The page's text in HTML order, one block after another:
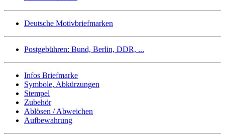
Deutsche Motivbriefmarken
Postgebühren: Bund, Berlin, DDR, ...
Infos Briefmarke
Symbole, Abkürzungen
Stempel
Zubehör
Ablösen / Abweichen
Aufbewahrung